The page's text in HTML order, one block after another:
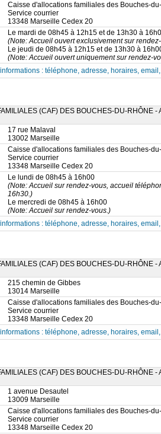
Caisse d'allocations familiales des Bouches-
Service courrier
13348 Marseille Cedex 20
Le mardi de 08h45 à 12h15 et de 13h30 à
(Note: Accueil ouvert exclusivement sur
Le jeudi de 08h45 à 12h15 et de 13h30 à
(Note: Accueil ouvert uniquement sur rendez-
: téléphone, adresse, horaires,
(CAF) DES BOUCHES-DU-RHÔNE
17 rue Malaval
13002 Marseille
Caisse d'allocations familiales des Bouches-
Service courrier
13348 Marseille Cedex 20
Le lundi de 08h45 à 16h00
(Note: Accueil sur rendez-vous, accueil
16h30.)
Le mercredi de 08h45 à 16h00
(Note: Accueil sur rendez-vous.)
: téléphone, adresse, horaires,
(CAF) DES BOUCHES-DU-RHÔNE
215 chemin de Gibbes
13014 Marseille
Caisse d'allocations familiales des Bouches-
Service courrier
13348 Marseille Cedex 20
: téléphone, adresse, horaires,
(CAF) DES BOUCHES-DU-RHÔNE
1 avenue Desautel
13009 Marseille
Caisse d'allocations familiales des Bouches-
Service courrier
13348 Marseille Cedex 20